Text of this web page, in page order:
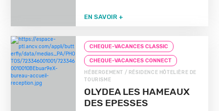
EN SAVOIR +
CHEQUE-VACANCES CLASSIC
CHEQUE-VACANCES CONNECT
HÉBERGEMENT / RÉSIDENCE HÔTELIÈRE DE
TOURISME
OLYDEA LES HAMEAUX
DES EPESSES